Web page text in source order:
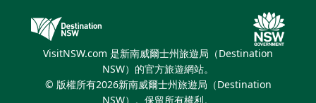
新南威爾士州旅遊局（Destination NSW）媒體中
繽紛雪梨燈光音樂節
VisitNSW.com 是新南威爾士州旅遊局（Destination
NSW）的官方旅遊網站。
© 版權所有2026新南威爾士州旅遊局（Destination
NSW）。保留所有權利。